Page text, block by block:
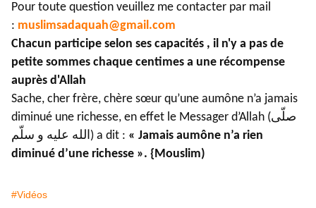
Pour toute question veuillez me contacter par mail
: muslimsadaquah@gmail.com
Chacun participe selon ses capacités , il n'y a pas de
petite sommes chaque centimes a une récompense
auprès d'Allah
Sache, cher frère, chère sœur qu’une aumône n’a jamais
diminué une richesse, en effet le Messager d’Allah (صلّى
الله عليه و سلّم) a dit : « Jamais aumône n’a rien
diminué d’une richesse ». {Mouslim)
#Vidéos